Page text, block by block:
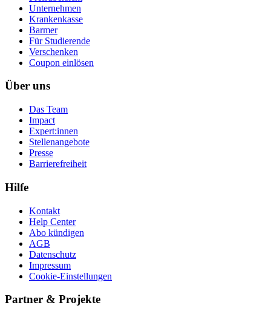
Unternehmen
Krankenkasse
Barmer
Für Studierende
Ver­schen­ken
Coupon einlösen
Über uns
Das Team
Impact
Expert:innen
Stellenangebote
Presse
Barrierefreiheit
Hilfe
Kontakt
Help Center
Abo kündigen
AGB
Datenschutz
Impressum
Cookie-Einstellungen
Partner & Projekte